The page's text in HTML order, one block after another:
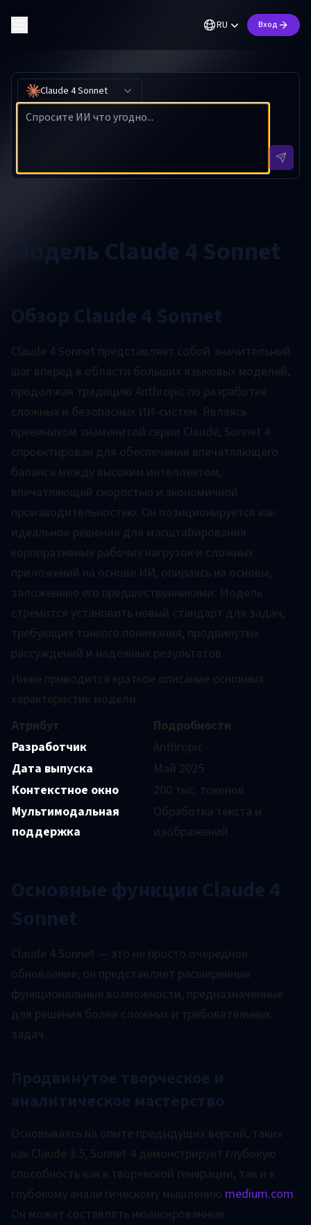
RU Вход
Claude 4 Sonnet
Модель Claude 4 Sonnet
Обзор Claude 4 Sonnet
Claude 4 Sonnet представляет собой значительный
шаг вперед в области больших языковых моделей,
продолжая традицию Anthropic по разработке
сложных и безопасных ИИ-систем. Являясь
преемником знаменитой серии Claude, Sonnet 4
спроектирован для обеспечения впечатляющего
баланса между высоким интеллектом,
впечатляющей скоростью и экономичной
производительностью. Он позиционируется как
идеальное решение для масштабирования
корпоративных рабочих нагрузок и сложных
приложений на основе ИИ, опираясь на основы,
заложенные его предшественниками. Модель
стремится установить новый стандарт для задач,
требующих тонкого понимания, продвинутых
рассуждений и надежных результатов.
Ниже приводится краткое описание основных
характеристик модели.
Атрибут
Подробности
Разработчик
Anthropic
Дата выпуска
Май 2025
Контекстное окно
200 тыс. токенов
Мультимодальная
поддержка
Обработка текста и
изображений
Основные функции Claude 4
Sonnet
Claude 4 Sonnet — это не просто очередное
обновление; он представляет расширенные
функциональные возможности, предназначенные
для решения более сложных и требовательных
задач.
Продвинутое творческое и
аналитическое мастерство
Основываясь на опыте предыдущих версий, таких
как Claude 3.5, Sonnet 4 демонстрирует глубокую
способность как к творческой генерации, так и к
глубокому аналитическому мышлению medium.com
Он может составлять нюансированные